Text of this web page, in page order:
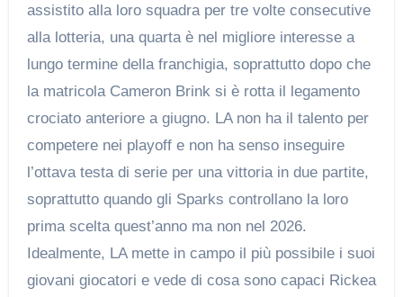
assistito alla loro squadra per tre volte consecutive
alla lotteria, una quarta è nel migliore interesse a
lungo termine della franchigia, soprattutto dopo che
la matricola Cameron Brink si è rotta il legamento
crociato anteriore a giugno. LA non ha il talento per
competere nei playoff e non ha senso inseguire
l’ottava testa di serie per una vittoria in due partite,
soprattutto quando gli Sparks controllano la loro
prima scelta quest’anno ma non nel 2026.
Idealmente, LA mette in campo il più possibile i suoi
giovani giocatori e vede di cosa sono capaci Rickea